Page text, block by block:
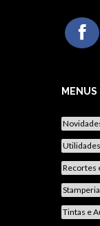
MENUS
Recortes
Stamperia
Tintas e